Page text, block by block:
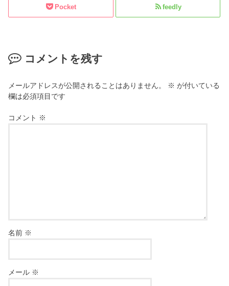
Pocket feedly
コメントを残す
メールアドレスが公開されることはありません。 ※ が付いている
欄は必須項目です
コメント ※
名前 ※
メール ※